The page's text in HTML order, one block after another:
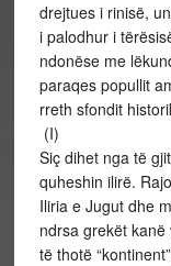
drejtues i rinisë,
i palodhur i
ndonëse me
paraqes popullit
rreth sfondit
(I)
Siç dihet nga të
quheshin ilirë.
Iliria e Jugut dhe
ndrsa grekët
të thotë